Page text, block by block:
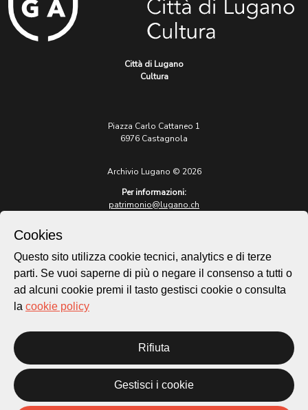
Città di Lugano
Cultura
Piazza Carlo Cattaneo 1
6976 Castagnola
Archivio Lugano © 2026
Per informazioni:
patrimonio@lugano.ch
lugano.ch
Cookie policy
Homepage
Temi
Mappa
Novità
Progetti
Cookies
Questo sito utilizza cookie tecnici, analytics e di terze
parti. Se vuoi saperne di più o negare il consenso a tutti o
ad alcuni cookie premi il tasto gestisci cookie o consulta
la cookie policy
Rifiuta
Gestisci i cookie